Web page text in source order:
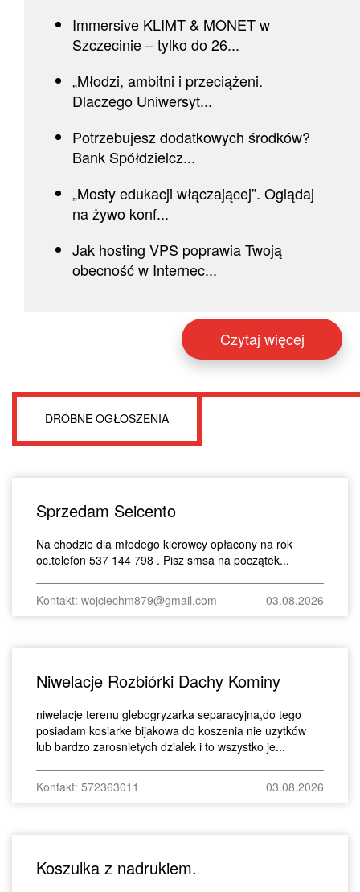
Immersive KLIMT & MONET w
Szczecinie – tylko do 26...
„Młodzi, ambitni i przeciążeni.
Dlaczego Uniwersyt...
Potrzebujesz dodatkowych środków?
Bank Spółdzielcz...
„Mosty edukacji włączającej”. Oglądaj
na żywo konf...
Jak hosting VPS poprawia Twoją
obecność w Internec...
Czytaj więcej
DROBNE OGŁOSZENIA
Sprzedam Seicento
Na chodzie dla młodego kierowcy opłacony na rok
oc.telefon 537 144 798 . Pisz smsa na początek...
Kontakt: wojciechm879@gmail.com 03.08.2026
Niwelacje Rozbiórki Dachy Kominy
niwelacje terenu glebogryzarka separacyjna,do tego
posiadam kosiarke bijakowa do koszenia nie uzytków
lub bardzo zarosnietych dzialek i to wszystko je...
Kontakt: 572363011 03.08.2026
Koszulka z nadrukiem.